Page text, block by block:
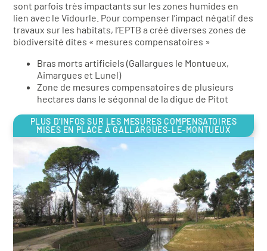
sont parfois très impactants sur les zones humides en
lien avec le Vidourle. Pour compenser l’impact négatif des
travaux sur les habitats, l’EPTB a créé diverses zones de
biodiversité dites « mesures compensatoires »
Bras morts artificiels (Gallargues le Montueux,
Aimargues et Lunel)
Zone de mesures compensatoires de plusieurs
hectares dans le ségonnal de la digue de Pitot
PLUS D’INFOS SUR LES MESURES COMPENSATOIRES
MISES EN PLACE À GALLARGUES-LE-MONTUEUX